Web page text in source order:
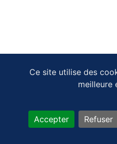
Ce site utilise des
meilleure
Accepter Refuser